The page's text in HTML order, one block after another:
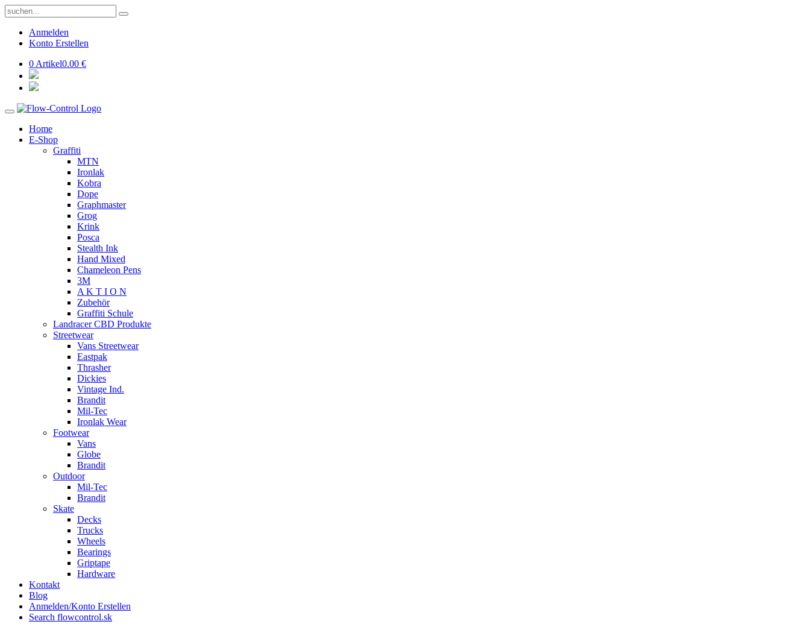
Anmelden
Konto Erstellen
0 Artikel0.00 €
Home
E-Shop
Graffiti
MTN
Ironlak
Kobra
Dope
Graphmaster
Grog
Krink
Posca
Stealth Ink
Hand Mixed
Chameleon Pens
3M
A K T I O N
Zubehör
Graffiti Schule
Landracer CBD Produkte
Streetwear
Vans Streetwear
Eastpak
Thrasher
Dickies
Vintage Ind.
Brandit
Mil-Tec
Ironlak Wear
Footwear
Vans
Globe
Brandit
Outdoor
Mil-Tec
Brandit
Skate
Decks
Trucks
Wheels
Bearings
Griptape
Hardware
Kontakt
Blog
Anmelden/Konto Erstellen
Search flowcontrol.sk